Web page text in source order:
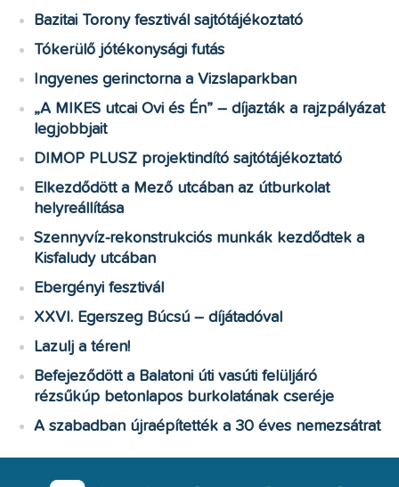
Bazitai Torony fesztivál sajtótájékoztató
Tókerülő jótékonysági futás
Ingyenes gerinctorna a Vizslaparkban
„A MIKES utcai Ovi és Én” – díjazták a rajzpályázat
legjobbjait
DIMOP PLUSZ projektindító sajtótájékoztató
Elkezdődött a Mező utcában az útburkolat
helyreállítása
Szennyvíz-rekonstrukciós munkák kezdődtek a
Kisfaludy utcában
Ebergényi fesztivál
XXVI. Egerszeg Búcsú – díjátadóval
Lazulj a téren!
Befejeződött a Balatoni úti vasúti felüljáró
rézsűkúp betonlapos burkolatának cseréje
A szabadban újraépítették a 30 éves nemezsátrat